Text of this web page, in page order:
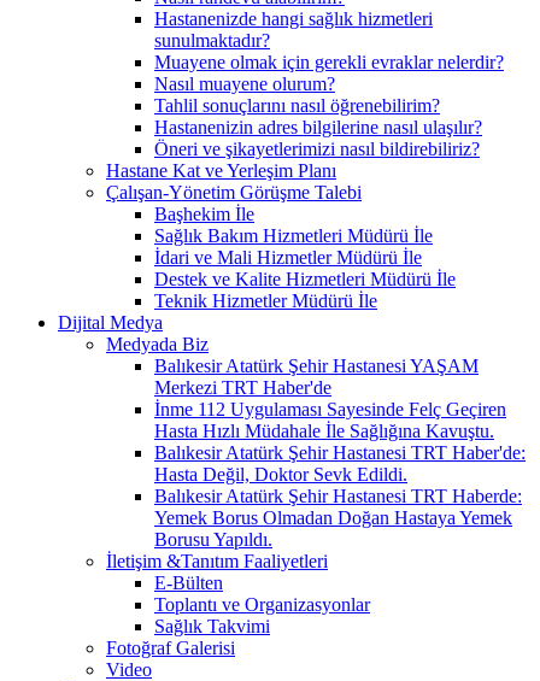
Hastanenizde hangi sağlık hizmetleri
sunulmaktadır?
Muayene olmak için gerekli evraklar nelerdir?
Nasıl muayene olurum?
Tahlil sonuçlarını nasıl öğrenebilirim?
Hastanenizin adres bilgilerine nasıl ulaşılır?
Öneri ve şikayetlerimizi nasıl bildirebiliriz?
Hastane Kat ve Yerleşim Planı
Çalışan-Yönetim Görüşme Talebi
Başhekim İle
Sağlık Bakım Hizmetleri Müdürü İle
İdari ve Mali Hizmetler Müdürü İle
Destek ve Kalite Hizmetleri Müdürü İle
Teknik Hizmetler Müdürü İle
Dijital Medya
Medyada Biz
Balıkesir Atatürk Şehir Hastanesi YAŞAM
Merkezi TRT Haber'de
İnme 112 Uygulaması Sayesinde Felç Geçiren
Hasta Hızlı Müdahale İle Sağlığına Kavuştu.
Balıkesir Atatürk Şehir Hastanesi TRT Haber'de:
Hasta Değil, Doktor Sevk Edildi.
Balıkesir Atatürk Şehir Hastanesi TRT Haberde:
Yemek Borus Olmadan Doğan Hastaya Yemek
Borusu Yapıldı.
İletişim &Tanıtım Faaliyetleri
E-Bülten
Toplantı ve Organizasyonlar
Sağlık Takvimi
Fotoğraf Galerisi
Video